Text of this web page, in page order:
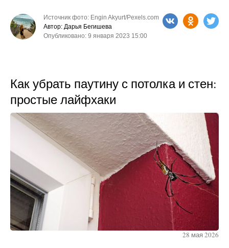
Источник фото: Engin Akyurt/Pexels.com
Автор: Дарья Бегишева
Опубликовано: 9 января 2023 15:00
Как убрать паутину с потолка и стен:
простые лайфхаки
28 мая 2026